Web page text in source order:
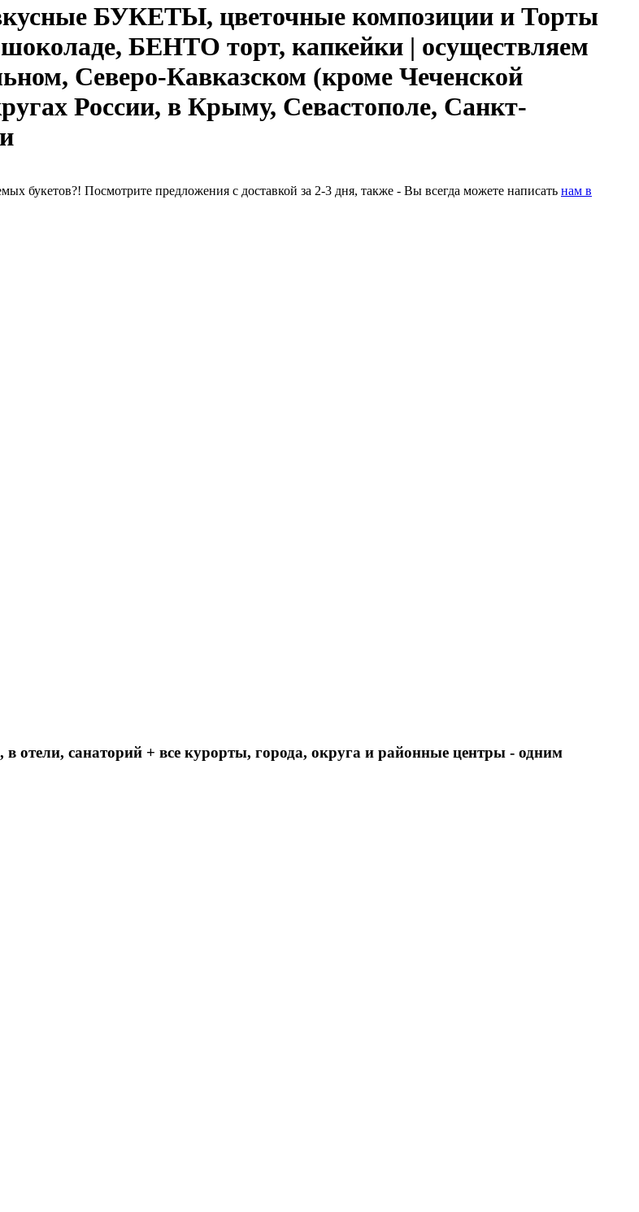
БУКЕТЫ, цветочные композиции и Торты
БЕНТО торт, капкейки | осуществляем
Северо-Кавказском (кроме Чеченской
России, в Крыму, Севастополе, Санкт-
букетов?! Посмотрите предложения с доставкой за 2-3 дня, также - Вы всегда можете написать нам в
в отели, санаторий + все курорты, города, округа и районные центры - одним